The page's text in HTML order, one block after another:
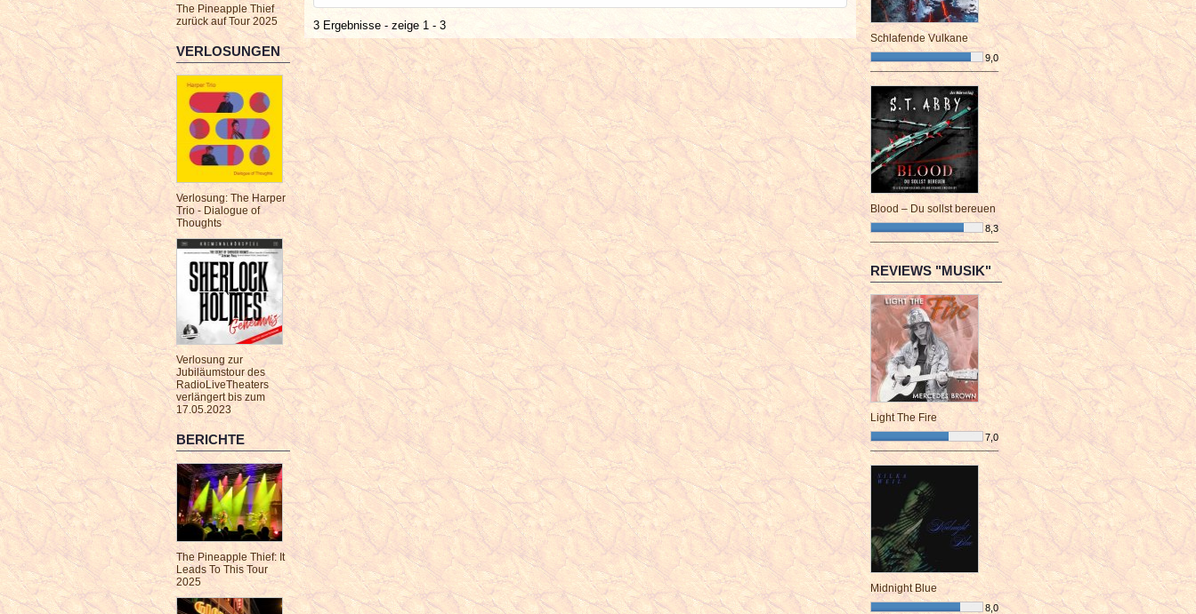
The Pineapple Thief
zurück auf Tour 2025
VERLOSUNGEN
Verlosung: The Harper
Trio - Dialogue of
Thoughts
Verlosung zur
Jubiläumstour des
RadioLiveTheaters
verlängert bis zum
17.05.2023
BERICHTE
The Pineapple Thief: It
Leads To This Tour
2025
3 Ergebnisse - zeige 1 - 3
Schlafende Vulkane
9,0
¯¯¯¯¯¯¯¯¯¯¯¯¯¯¯¯¯¯¯¯¯¯¯¯
Blood – Du sollst bereuen
8,3
¯¯¯¯¯¯¯¯¯¯¯¯¯¯¯¯¯¯¯¯¯¯¯¯
REVIEWS "MUSIK"
Light The Fire
7,0
¯¯¯¯¯¯¯¯¯¯¯¯¯¯¯¯¯¯¯¯¯¯¯¯
Midnight Blue
8,0